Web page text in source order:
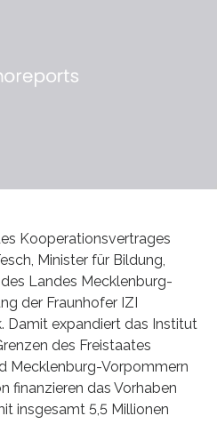
Kooperationsvertrages
Minister für Bildung,
Landes Mecklenburg-
der Fraunhofer IZI
Damit expandiert das Institut
des Freistaates
Mecklenburg-Vorpommern
finanzieren das Vorhaben
insgesamt 5,5 Millionen